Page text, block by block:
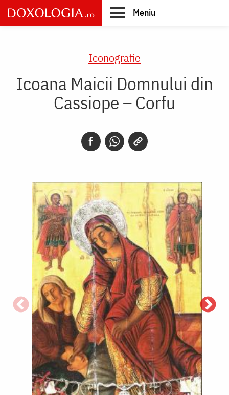
Skip
to
main
Meniu
Iconografie
Icoana Maicii Domnului din
Cassiope – Corfu